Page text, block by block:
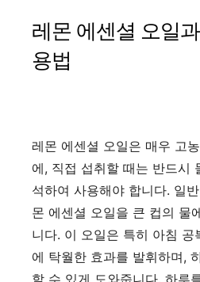
레몬 에센셜 오일
용법
레몬 에센셜 오일은 매우 고
에, 직접 섭취할 때는 반드시
석하여 사용해야 합니다. 일
몬 에센셜 오일을 큰 컵의 물
니다. 이 오일은 특히 아침 공
에 탁월한 효과를 발휘하며,
할 수 있게 도와줍니다. 하루